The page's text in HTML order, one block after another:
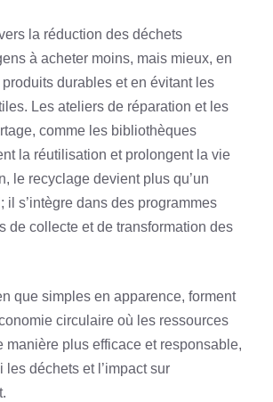
la réduction des déchets
à acheter moins, mais mieux, en
durables et en évitant les
Les ateliers de réparation et les
comme les bibliothèques
la réutilisation et prolongent la vie
le recyclage devient plus qu’un
il s’intègre dans des programmes
de collecte et de transformation des
que simples en apparence, forment
circulaire où les ressources
manière plus efficace et responsable,
les déchets et l’impact sur